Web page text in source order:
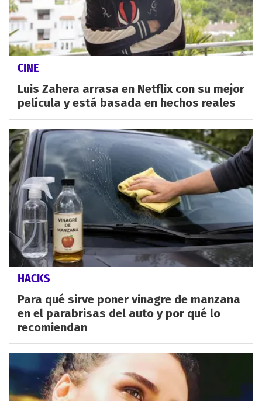
CINE
Luis Zahera arrasa en Netflix con su mejor
película y está basada en hechos reales
HACKS
Para qué sirve poner vinagre de manzana
en el parabrisas del auto y por qué lo
recomiendan